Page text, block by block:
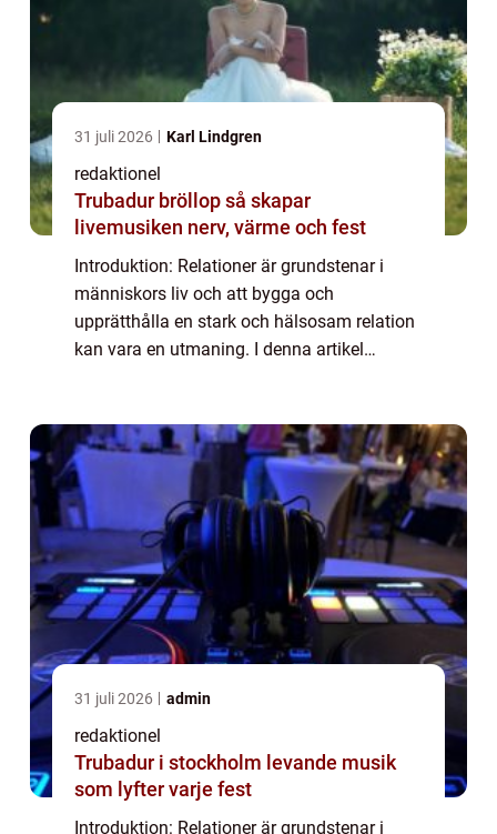
31 juli 2026 Karl Lindgren
redaktionel
Trubadur bröllop så skapar
livemusiken nerv, värme och fest
Introduktion: Relationer är grundstenar i
människors liv och att bygga och
upprätthålla en stark och hälsosam relation
kan vara en utmaning. I denna artikel
31 juli 2026 admin
redaktionel
Trubadur i stockholm levande musik
som lyfter varje fest
Introduktion: Relationer är grundstenar i